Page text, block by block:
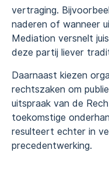
vertraging.
naderen of wanneer
Mediation versnelt
deze partij liever
Daarnaast kiezen
rechtszaken om
uitspraak van de
toekomstige
resulteert echter in
precedentwerking.